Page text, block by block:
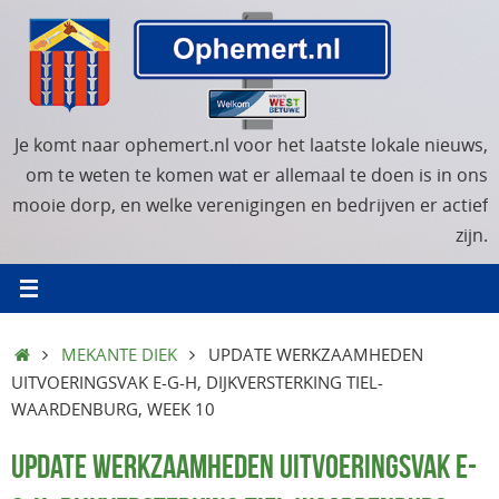
naar
inhoud
Je komt naar ophemert.nl voor het laatste lokale nieuws,
om te weten te komen wat er allemaal te doen is in ons
mooie dorp, en welke verenigingen en bedrijven er actief
zijn.
HOMEMEKANTE DIEK
UPDATE WERKZAAMHEDEN
UITVOERINGSVAK E-G-H, DIJKVERSTERKING TIEL-
WAARDENBURG, WEEK 10
UPDATE WERKZAAMHEDEN UITVOERINGSVAK E-